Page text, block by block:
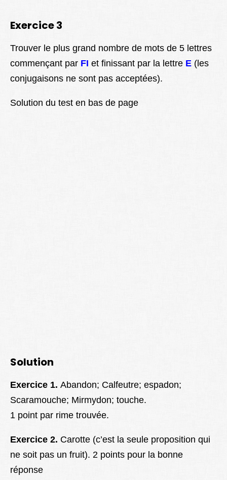
Exercice 3
Trouver le plus grand nombre de mots de 5 lettres
commençant par FI et finissant par la lettre E (les
conjugaisons ne sont pas acceptées).
Solution du test en bas de page
Solution
Exercice 1. Abandon; Calfeutre; espadon;
Scaramouche; Mirmydon; touche.
1 point par rime trouvée.
Exercice 2. Carotte (c’est la seule proposition qui
ne soit pas un fruit). 2 points pour la bonne
réponse